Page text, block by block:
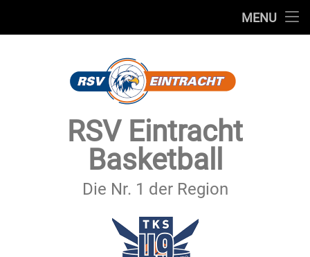
MENU
SECHSTER MANN
IMPRESSUM & DATENSCHUTZ
RSV Eintracht
Basketball
Die Nr. 1 der Region